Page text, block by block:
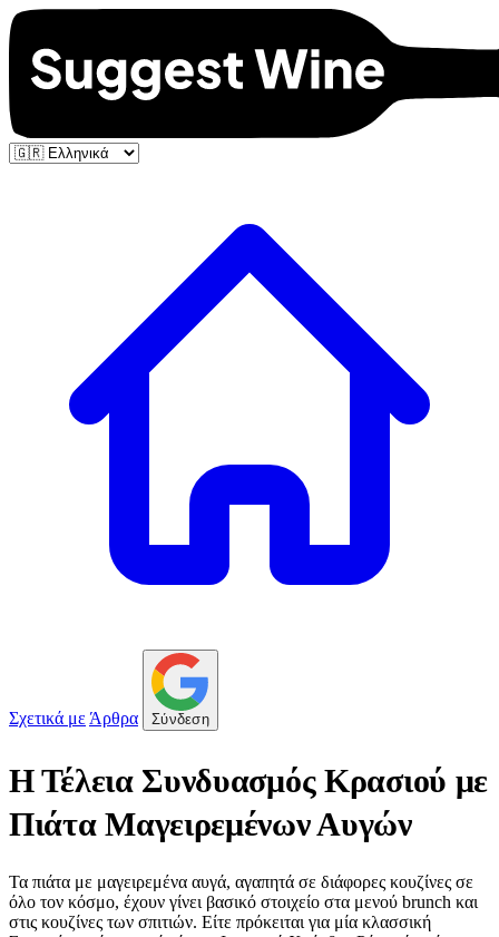
Σχετικά με Άρθρα Σύνδεση
Η Τέλεια Συνδυασμός Κρασιού με
Πιάτα Μαγειρεμένων Αυγών
Τα πιάτα με μαγειρεμένα αυγά, αγαπητά σε διάφορες κουζίνες σε
όλο τον κόσμο, έχουν γίνει βασικό στοιχείο στα μενού brunch και
στις κουζίνες των σπιτιών. Είτε πρόκειται για μία κλασσική